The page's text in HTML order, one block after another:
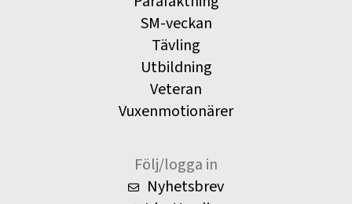
SM-veckan
Tävling
Utbildning
Veteran
Vuxenmotionärer
Följ/logga in
Nyhetsbrev